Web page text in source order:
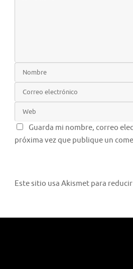
Guarda mi nombre, correo
próxima vez que publique un
Este sitio usa Akismet para